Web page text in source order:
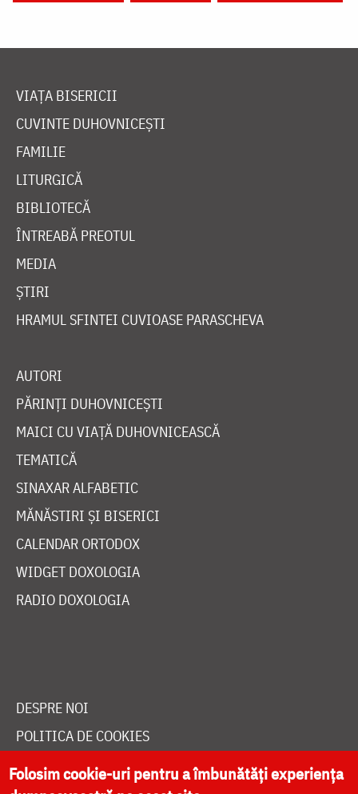
VIAȚA BISERICII
CUVINTE DUHOVNICEȘTI
FAMILIE
LITURGICĂ
BIBLIOTECĂ
ÎNTREABĂ PREOTUL
MEDIA
ȘTIRI
HRAMUL SFINTEI CUVIOASE PARASCHEVA
AUTORI
PĂRINȚI DUHOVNICEȘTI
MAICI CU VIAȚĂ DUHOVNICEASCĂ
TEMATICĂ
SINAXAR ALFABETIC
MĂNĂSTIRI ȘI BISERICI
CALENDAR ORTODOX
WIDGET DOXOLOGIA
RADIO DOXOLOGIA
DESPRE NOI
POLITICA DE COOKIES
DONEAZĂ ONLINE PENTRU CATEDRALA NAȚIONALĂ
Folosim cookie-uri pentru a îmbunătăți experiența